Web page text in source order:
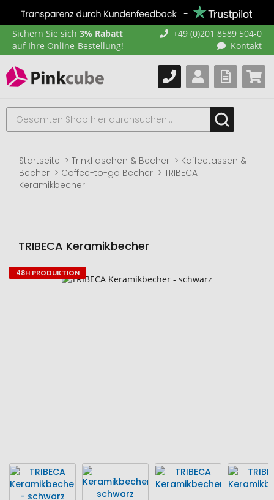
Sichern Sie sich 3% Rabatt
auf Ihre Online-Bestellung!
+49 (0)201 8589 504-0
Kontakt
Startseite Trinkflaschen & Becher
Kaffeetassen &
Becher
Coffee-to-go Becher
TRIBECA
Keramikbecher
TRIBECA Keramikbecher
Zum
48H PRODUKTION